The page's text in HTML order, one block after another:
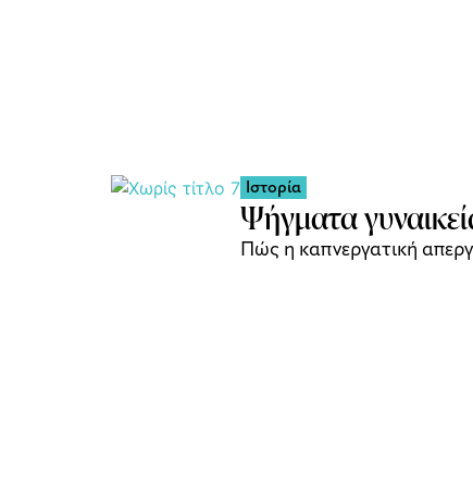
Ιστορία
Ψήγματα
Πώς η καπνεργατική